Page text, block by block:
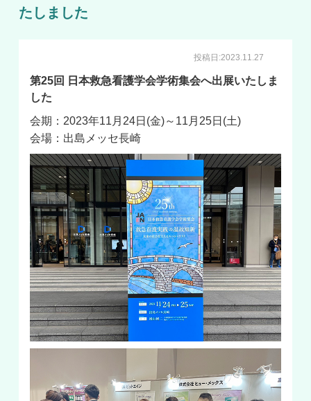
たしました
投稿日:2023.11.27
第25回 日本救急看護学会学術集会へ出展いたしま
した
会期：2023年11月24日(金)～11月25日(土)
会場：出島メッセ長崎